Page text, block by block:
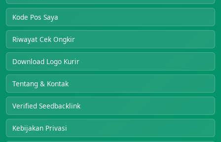
Kode Pos Saya
Riwayat Cek Ongkir
Download Logo Kurir
Tentang & Kontak
Verified Seedbacklink
Kebijakan Privasi